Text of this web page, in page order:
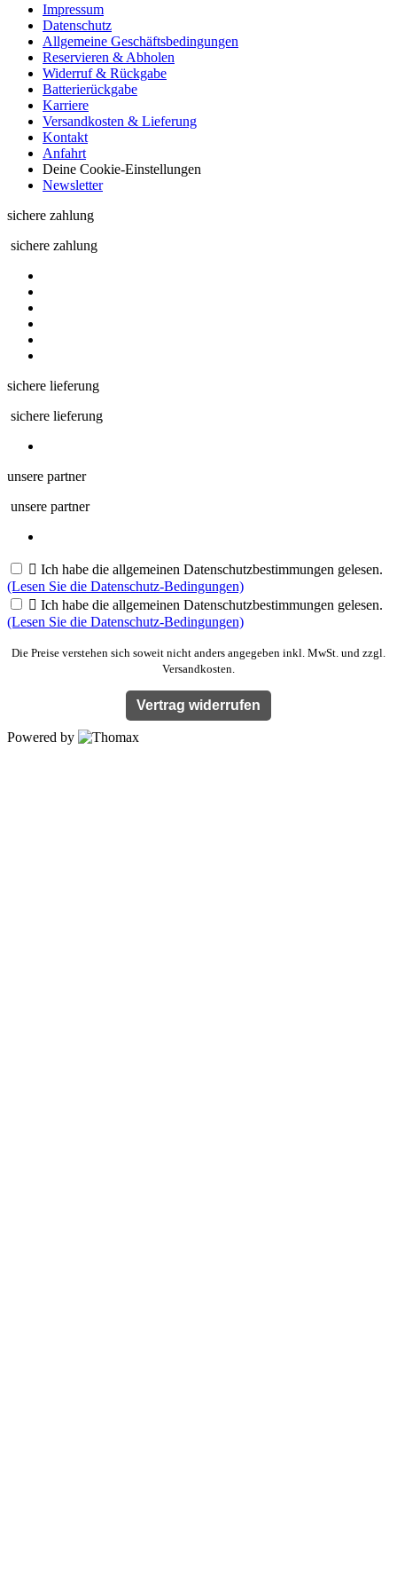
Impressum
Datenschutz
Allgemeine Geschäftsbedingungen
Reservieren & Abholen
Widerruf & Rückgabe
Batterierückgabe
Karriere
Versandkosten & Lieferung
Kontakt
Anfahrt
Deine Cookie-Einstellungen
Newsletter
sichere zahlung
sichere zahlung
sichere lieferung
sichere lieferung
unsere partner
unsere partner
 Ich habe die allgemeinen Datenschutzbestimmungen gelesen.
(Lesen Sie die Datenschutz-Bedingungen)
 Ich habe die allgemeinen Datenschutzbestimmungen gelesen.
(Lesen Sie die Datenschutz-Bedingungen)
Die Preise verstehen sich soweit nicht anders angegeben inkl. MwSt. und zzgl.
Versandkosten.
Vertrag widerrufen
Powered by